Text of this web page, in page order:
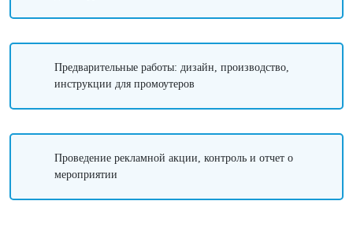
Предварительные работы: дизайн, производство,
инструкции для промоутеров
Проведение рекламной акции, контроль и отчет о
мероприятии